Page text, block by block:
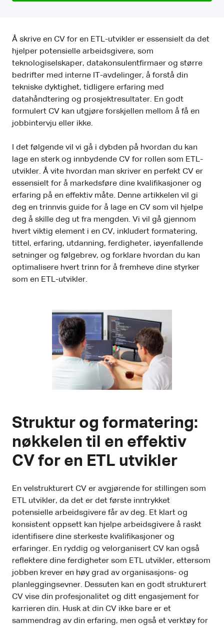
Å skrive en CV for en ETL-utvikler er essensielt da det
hjelper potensielle arbeidsgivere, som
teknologiselskaper, datakonsulentfirmaer og større
bedrifter med interne IT-avdelinger, å forstå din
tekniske dyktighet, tidligere erfaring med
datahåndtering og prosjektresultater. En godt
formulert CV kan utgjøre forskjellen mellom å få en
jobbintervju eller ikke.
I det følgende vil vi gå i dybden på hvordan du kan
lage en sterk og innbydende CV for rollen som ETL-
utvikler. Å vite hvordan man skriver en perfekt CV er
essensielt for å markedsføre dine kvalifikasjoner og
erfaring på en effektiv måte. Denne artikkelen vil gi
deg en trinnvis guide for å lage en CV som vil hjelpe
deg å skille deg ut fra mengden. Vi vil gå gjennom
hvert viktig element i en CV, inkludert formatering,
tittel, erfaring, utdanning, ferdigheter, iøyenfallende
setninger og følgebrev, og forklare hvordan du kan
optimalisere hvert trinn for å fremheve dine styrker
som en ETL-utvikler.
Struktur og formatering:
nøkkelen til en effektiv
CV for en ETL utvikler
En velstrukturert CV er avgjørende for stillingen som
ETL utvikler, da det er det første inntrykket
potensielle arbeidsgivere får av deg. Et klart og
konsistent oppsett kan hjelpe arbeidsgivere å raskt
identifisere dine sterkeste kvalifikasjoner og
erfaringer. En ryddig og velorganisert CV kan også
reflektere dine ferdigheter som ETL utvikler, ettersom
jobben krever en høy grad av organisasjons- og
planleggingsevner. Dessuten kan en godt strukturert
CV vise din profesjonalitet og ditt engasjement for
karrieren din. Husk at din CV ikke bare er et
sammendrag av din erfaring, men også et verktøy for